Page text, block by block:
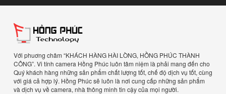
Với phuơng châm “KHÁCH HÀNG HÀI LÒNG, HỒNG PHÚC THÀNH
CÔNG”. Vi tính camera Hồng Phúc luôn tâm niệm là phải mang đến cho
Quý khách hàng những sản phẩm chất lượng tốt, chế độ dịch vụ tốt, cùng
với giá cả hợp lý. Hồng Phúc sẽ luôn là nơi cung cấp những sản phẩm
và dịch vụ về camera, nhà thông minh tin cậy của mọi người.